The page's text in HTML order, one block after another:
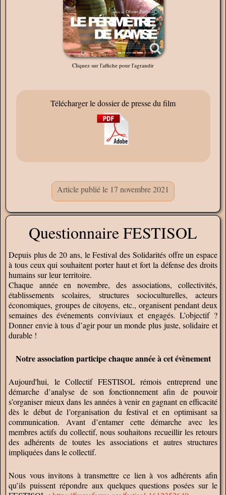
Cliquez sur l'affiche pour l'agrandir
Télécharger le dossier de presse du film
Article publié le 17 novembre 2021
Questionnaire FESTISOL
Depuis plus de 20 ans, le Festival des Solidarités offre un espace
à tous ceux qui souhaitent porter haut et fort la défense des droits
humains sur leur territoire.
Chaque année en novembre, des associations, collectivités,
établissements scolaires, structures socioculturelles, acteurs
économiques, groupes de citoyens, etc., organisent pendant deux
semaines des événements conviviaux et engagés. L’objectif ?
Donner envie à tous d’agir pour un monde plus juste, solidaire et
durable !
Notre association participe chaque année à cet évènement
Aujourd'hui, le Collectif FESTISOL rémois entreprend une
démarche d’analyse de son fonctionnement afin de pouvoir
s’organiser mieux dans les années à venir en gagnant en efficacité
dès le début de l’organisation du festival et en optimisant sa
communication. Avant d’entamer cette démarche avec les
membres actifs du collectif, nous souhaitons recueillir les retours
des adhérents de toutes les associations et autres structures
impliquées dans le collectif.
Nous vous invitons à transmettre ce lien à vos adhérents afin
qu’ils puissent répondre aux quelques questions posées sur le